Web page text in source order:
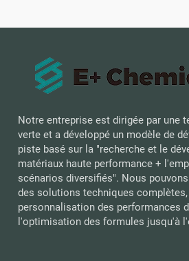
Notre entreprise est dirigée par une
verte et a développé un modèle de
piste basé sur la "recherche et le
matériaux haute performance +
scénarios diversifiés". Nous
des solutions techniques
personnalisation des performances
l'optimisation des formules jusqu'à